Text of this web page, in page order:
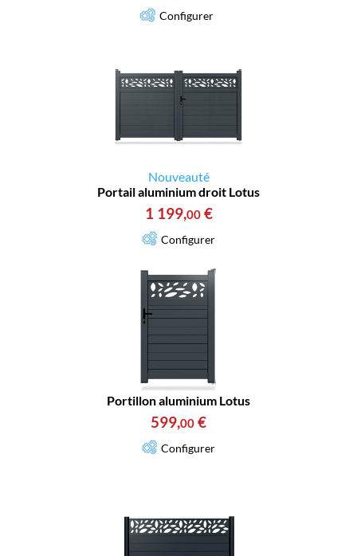
Configurer
Nouveauté
Portail aluminium droit Lotus
1 199,00 €
Configurer
Portillon aluminium Lotus
599,00 €
Configurer